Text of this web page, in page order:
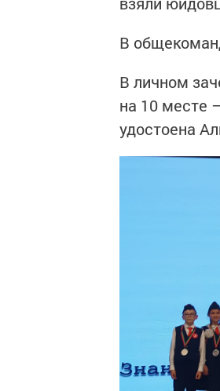
В
В личном
на 10 месте
удостоена